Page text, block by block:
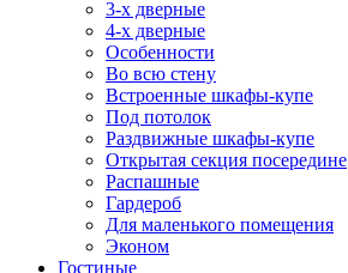
3-х дверные
4-х дверные
Особенности
Во всю стену
Встроенные шкафы-купе
Под потолок
Раздвижные шкафы-купе
Открытая секция посередине
Распашные
Гардероб
Для маленького помещения
Эконом
Гостиные